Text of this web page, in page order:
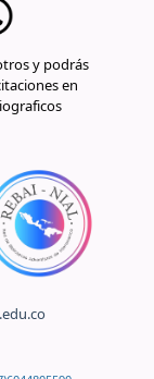
y podrás
en